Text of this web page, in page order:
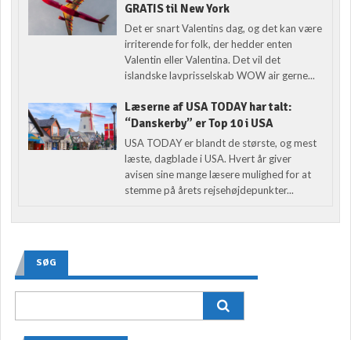
GRATIS til New York
Det er snart Valentins dag, og det kan være
irriterende for folk, der hedder enten
Valentin eller Valentina. Det vil det
islandske lavprisselskab WOW air gerne...
Læserne af USA TODAY har talt:
“Danskerby” er Top 10 i USA
USA TODAY er blandt de største, og mest
læste, dagblade i USA. Hvert år giver
avisen sine mange læsere mulighed for at
stemme på årets rejsehøjdepunkter...
SØG